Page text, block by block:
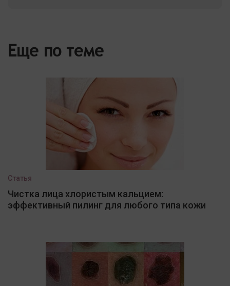
Еще по теме
Статья
Чистка лица хлористым кальцием:
эффективный пилинг для любого типа кожи